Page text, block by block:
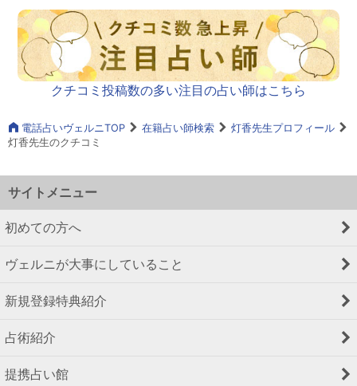
クチコミ投稿数の多い注目の占い師はこちら
電話占いヴェルニTOP 在籍占い師検索
灯香先生プロフィール
灯香先生のクチコミ
サイトメニュー
初めての方へ
ヴェルニが大事にしていること
新規登録特典紹介
占術紹介
提携占い館